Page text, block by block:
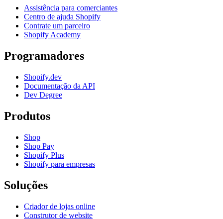
Assistência para comerciantes
Centro de ajuda Shopify
Contrate um parceiro
Shopify Academy
Programadores
Shopify.dev
Documentação da API
Dev Degree
Produtos
Shop
Shop Pay
Shopify Plus
Shopify para empresas
Soluções
Criador de lojas online
Construtor de website